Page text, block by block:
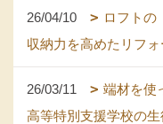
26/04/10
ロフトの
収納力を高めたリフ
26/03/11
端材を使
高等特別支援学校の